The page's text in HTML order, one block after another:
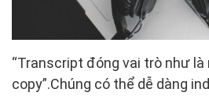
“Transcript đóng vai trò như
copy”.Chúng có thể dễ dàng